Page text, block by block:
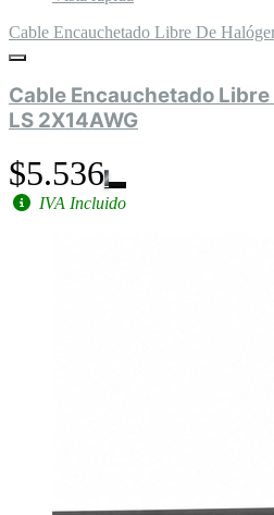
Cable Encauchetado Libre De
Cable Encauchetado Libre
LS 2X14AWG
$5.536
IVA Incluido